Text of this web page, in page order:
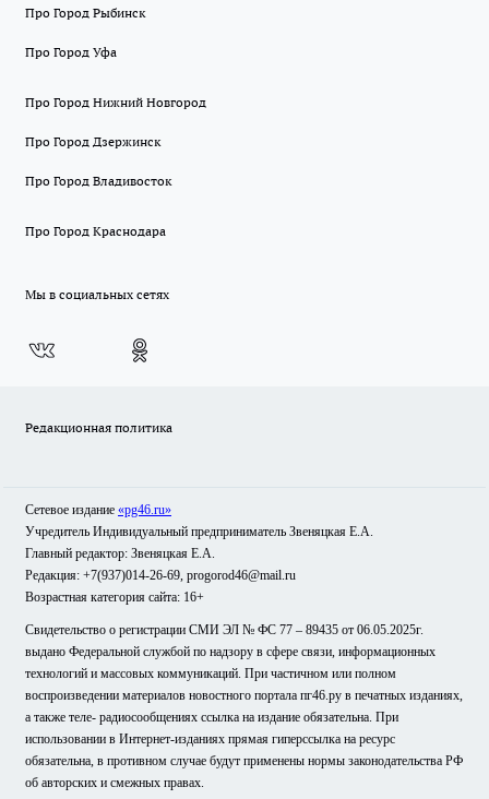
Про Город Рыбинск
Про Город Уфа
Про Город Нижний Новгород
Про Город Дзержинск
Про Город Владивосток
Про Город Краснодара
Мы в социальных сетях
Редакционная политика
Сетевое издание «pg46.ru»
Учредитель Индивидуальный предприниматель Звеняцкая Е.А.
Главный редактор: Звеняцкая Е.А.
Редакция: +7(937)014-26-69, progorod46@mail.ru
Возрастная категория сайта: 16+
Свидетельство о регистрации СМИ ЭЛ № ФС 77 – 89435 от 06.05.2025г.
выдано Федеральной службой по надзору в сфере связи, информационных
технологий и массовых коммуникаций. При частичном или полном
воспроизведении материалов новостного портала пг46.ру в печатных изданиях,
а также теле- радиосообщениях ссылка на издание обязательна. При
использовании в Интернет-изданиях прямая гиперссылка на ресурс
обязательна, в противном случае будут применены нормы законодательства РФ
об авторских и смежных правах.